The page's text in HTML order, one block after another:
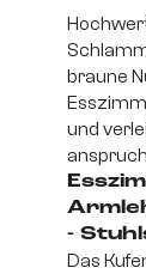
braune
und
-
Das